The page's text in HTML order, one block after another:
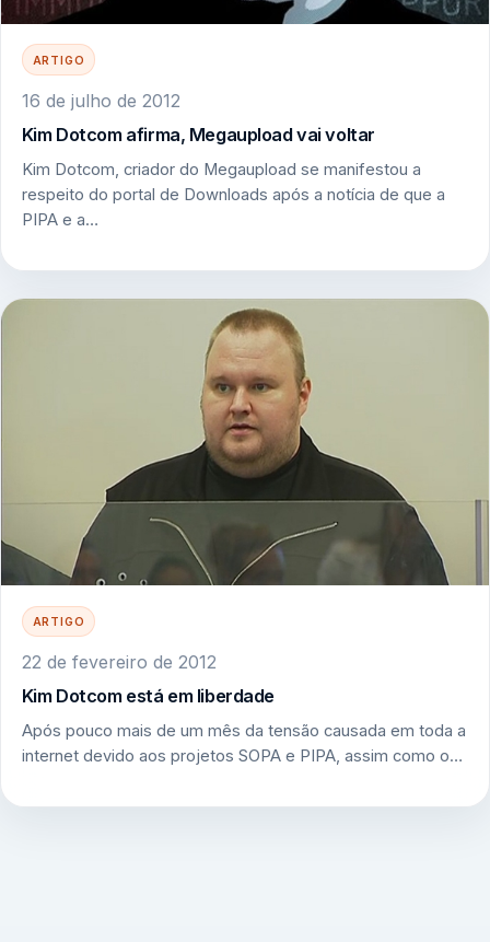
ARTIGO
16 de julho de 2012
Kim Dotcom afirma, Megaupload vai voltar
Kim Dotcom, criador do Megaupload se manifestou a
respeito do portal de Downloads após a notícia de que a
PIPA e a…
ARTIGO
22 de fevereiro de 2012
Kim Dotcom está em liberdade
Após pouco mais de um mês da tensão causada em toda a
internet devido aos projetos SOPA e PIPA, assim como o…